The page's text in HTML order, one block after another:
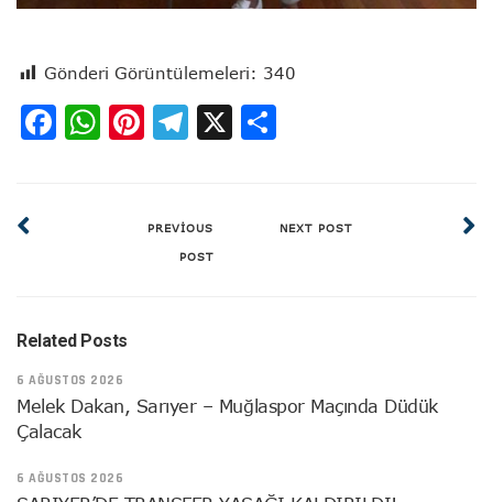
Gönderi Görüntülemeleri: 340
Facebook
WhatsApp
Pinterest
Telegram
X
PREVIOUS
POST
NEXT POST
Related Posts
6 AĞUSTOS 2026
Melek Dakan, Sarıyer – Muğlaspor Maçında Düdük
Çalacak
6 AĞUSTOS 2026